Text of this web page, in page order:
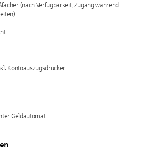
(nach Verfügbarkeit, Zugang während
Kontoauszugsdrucker
Geldautomat